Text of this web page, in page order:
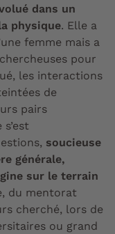
dans un
physique. Elle a
femme mais a
pour
les interactions
de
pairs
soucieuse
générale,
sur le terrain
du mentorat
cherché, lors de
ou grand